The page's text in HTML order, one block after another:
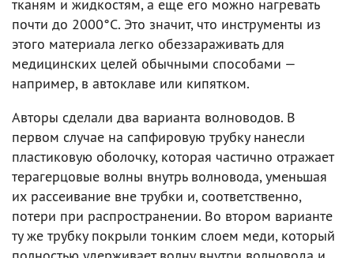
тканям и жидкостям, а еще его можно нагревать
почти до 2000°C. Это значит, что инструменты из
этого материала легко обеззараживать для
медицинских целей обычными способами —
например, в автоклаве или кипятком.
Авторы сделали два варианта волноводов. В
первом случае на сапфировую трубку нанесли
пластиковую оболочку, которая частично отражает
терагерцовые волны внутрь волновода, уменьшая
их рассеивание вне трубки и, соответственно,
потери при распространении. Во втором варианте
ту же трубку покрыли тонким слоем меди, который